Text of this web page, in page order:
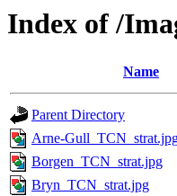
Index of /
Name
Parent Directory
Arne-
Borgen_TCN_strat.jpg
Bryn_TCN_strat.jpg